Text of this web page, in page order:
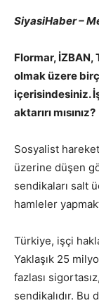
SiyasiHaber –
Flormar, İZBAN,
olmak üzere
içerisindesiniz.
aktarırı mısınız?
Sosyalist
üzerine düşen
sendikaları salt
hamleler
Türkiye, işçi
Yaklaşık 25
fazlası
sendikalıdır.